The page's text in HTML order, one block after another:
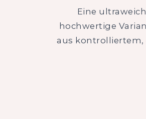
Eine
hochwertige
aus kontrolliertem,